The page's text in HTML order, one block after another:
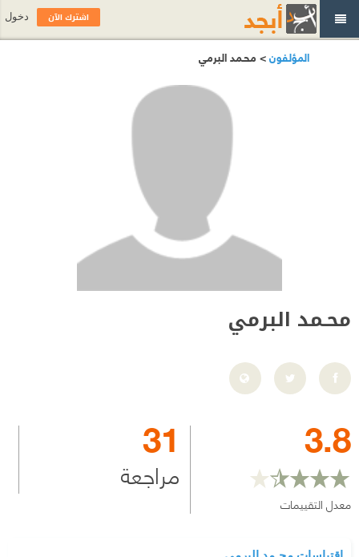
المؤلفون> محـمد البرمي
محـمد البرمي
3.8
معدل التقييمات
31
مراجعة
اشترك الآن دخول